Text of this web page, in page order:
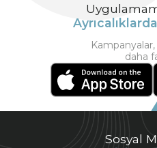
Sosyal
daha